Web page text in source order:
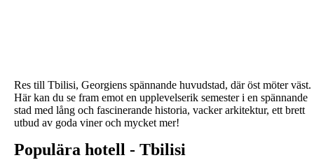
Res till Tbilisi, Georgiens spännande huvudstad, där öst möter väst.
Här kan du se fram emot en upplevelserik semester i en spännande
stad med lång och fascinerande historia, vacker arkitektur, ett brett
utbud av goda viner och mycket mer!
Populära hotell - Tbilisi